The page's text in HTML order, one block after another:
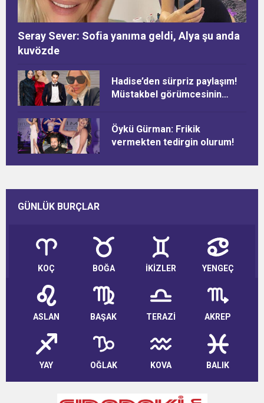
Seray Sever: Sofia yanıma geldi, Alya şu anda
kuvözde
Hadise’den sürpriz paylaşım!
Müstakbel görümcesinin
Öykü Gürman: Frikik
vermekten tedirgin olurum!
GÜNLÜK BURÇLAR
KOÇ BOĞA İKİZLER YENGEÇ
ASLAN BAŞAK TERAZİ AKREP
YAY OĞLAK KOVA BALIK